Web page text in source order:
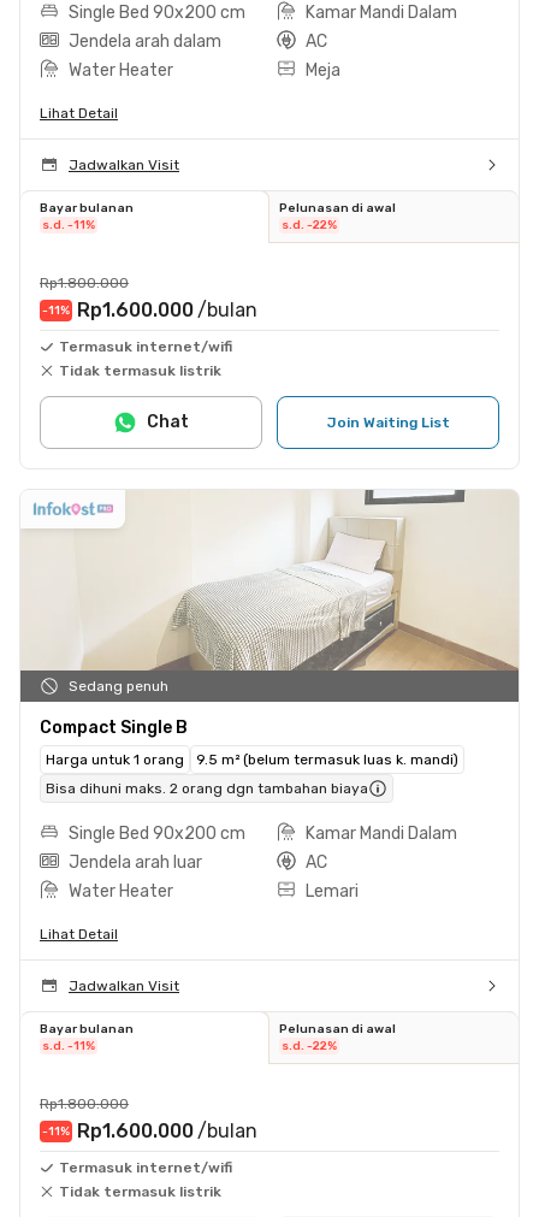
Single Bed 90x200 cm
Kamar Mandi Dalam
Jendela arah dalam
AC
Water Heater
Meja
Lihat Detail
Jadwalkan Visit
Bayar bulanan
s.d. -11%
Pelunasan di awal
s.d. -22%
Rp1.800.000
-11% Rp1.600.000 /bulan
Termasuk internet/wifi
Tidak termasuk listrik
Join Waiting List
Chat
Sedang penuh
Compact Single B
Harga untuk 1 orang
9.5 m² (belum termasuk luas k. mandi)
Bisa dihuni maks. 2 orang dgn tambahan biaya
Single Bed 90x200 cm
Kamar Mandi Dalam
Jendela arah luar
AC
Water Heater
Lemari
Lihat Detail
Jadwalkan Visit
Bayar bulanan
s.d. -11%
Pelunasan di awal
s.d. -22%
Rp1.800.000
-11% Rp1.600.000 /bulan
Termasuk internet/wifi
Tidak termasuk listrik